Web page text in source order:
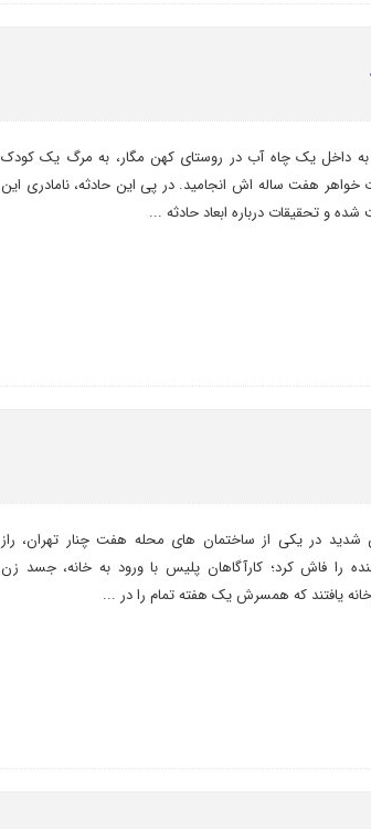
داخل یک چاه آب در روستای کهن مگار، به مرگ یک کودک
خواهر هفت ساله اش انجامید. در پی این حادثه، نامادری این
و تحقیقات درباره ابعاد حادثه ...
شدید در یکی از ساختمان های محله هفت چنار تهران، راز
را فاش کرد؛ کارآگاهان پلیس با ورود به خانه، جسد زن
یافتند که همسرش یک هفته تمام را در ...